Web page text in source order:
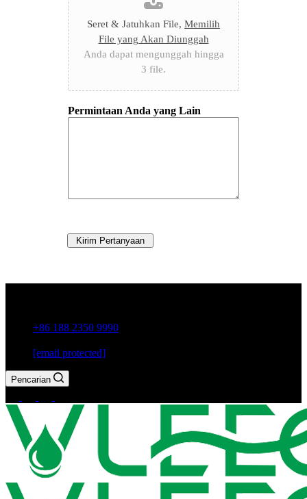
Seret & Jatuhkan File, Memilih
File yang Akan Diunggah
Anda dapat mengunggah hingga
3 file.
Permintaan Anda yang Lain
Kirim Pertanyaan
+86 188 2350 9990
[email protected]
Pencarian